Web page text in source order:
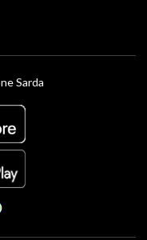
Sarda